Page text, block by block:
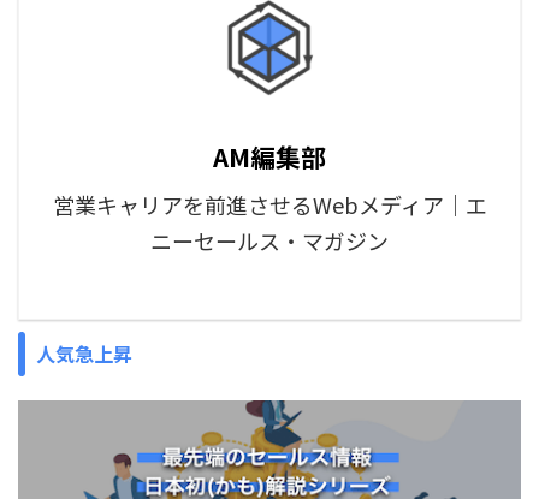
AM編集部
営業キャリアを前進させるWebメディア｜エ
ニーセールス・マガジン
人気急上昇